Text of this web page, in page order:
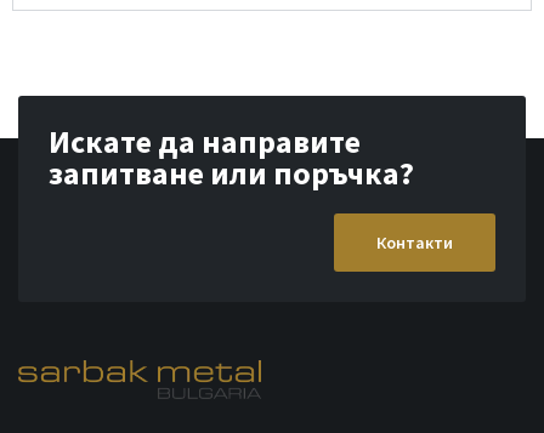
Искате да направите
запитване или поръчка?
Контакти